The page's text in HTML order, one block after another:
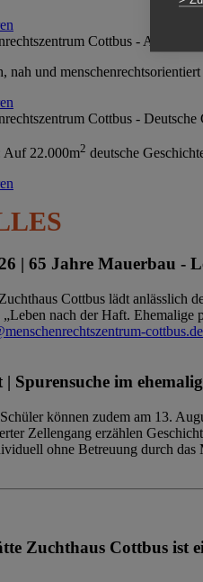
nah und menschenrechtsorientiert
Auf 22.000m2 deutsche
| 65 Jahre Mauerbau -
Cottbus lädt anlässlich
„Leben nach der Haft.
cottbus.de
| Spurensuche im
können zudem am 13.
Zellengang erzählen
ohne Betreuung durch
Zuchthaus Cottbus ist